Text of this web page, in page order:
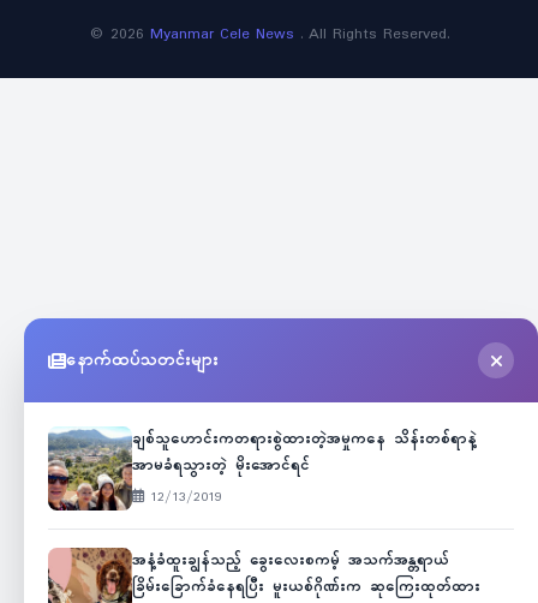
© 2026 Myanmar Cele News . All Rights Reserved.
နောက်ထပ်သတင်းများ
ချစ်သူဟောင်းကတရားစွဲထားတဲ့အမှုကနေ သိန်းတစ်ရာနဲ့
အာမခံရသွားတဲ့ မိုးအောင်ရင်
12/13/2019
အနံ့ခံထူးချွန်သည့် ခွေးလေးစကမ့် အသက်အန္တရာယ်
ခြိမ်းခြောက်ခံနေရပြီး မူးယစ်ဂိုဏ်းက ဆုကြေးထုတ်ထား